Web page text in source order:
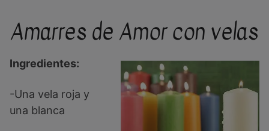
Amarres de Amor con velas
Ingredientes:
-Una vela roja y
una blanca